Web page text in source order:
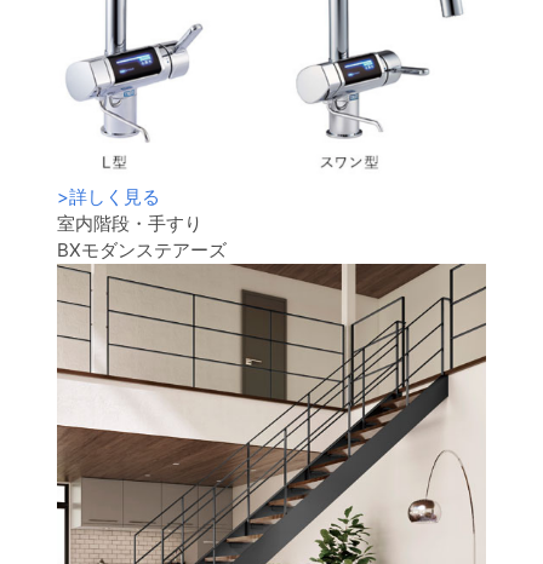
>詳しく見る
室内階段・手すり
BXモダンステアーズ